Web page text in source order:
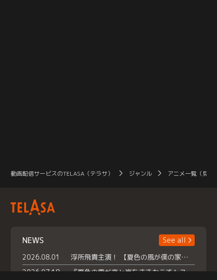
動画配信サービスのTELASA（テラサ） ジャンル アニメ一覧（見放
NEWS
See all
2026.08.01
浮所飛貴主演！ 【夏色の風が僕の家にやってきた】 本日よりテラサで独占配信スタート！
2026.07.18
『夏色の雲が恋と嵐をまきおこす』スペシャルメイキング 【Part1】2026年７月18日（土）23時30分～配信スタート！話題のシーンの裏側を大公開！豪華キャスト大集合！ 『武宮家 真夏の家族会議』開催！